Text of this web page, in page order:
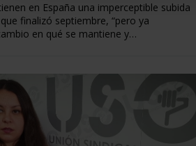
en España una imperceptible subida
finalizó septiembre, “pero ya
en qué se mantiene y…